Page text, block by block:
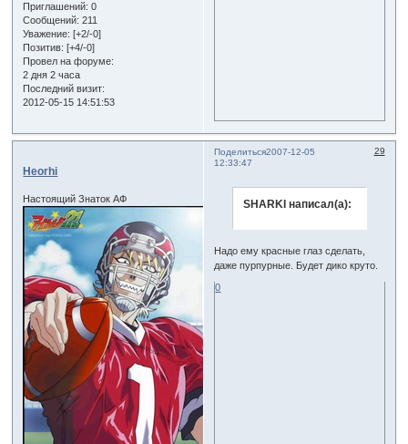
Приглашений: 0
Сообщений: 211
Уважение: [+2/-0]
Позитив: [+4/-0]
Провел на форуме:
2 дня 2 часа
Последний визит:
2012-05-15 14:51:53
Поделиться 29
2007-12-05
12:33:47
Heorhi
Настоящий Знаток АФ SHARKI написал(а):
Надо ему красные глаз сделать,
даже пурпурные. Будет дико круто.
0